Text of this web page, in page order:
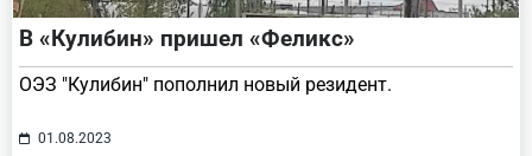
В «Кулибин» пришел «Феликс»
ОЭЗ "Кулибин" пополнил новый резидент.
01.08.2023